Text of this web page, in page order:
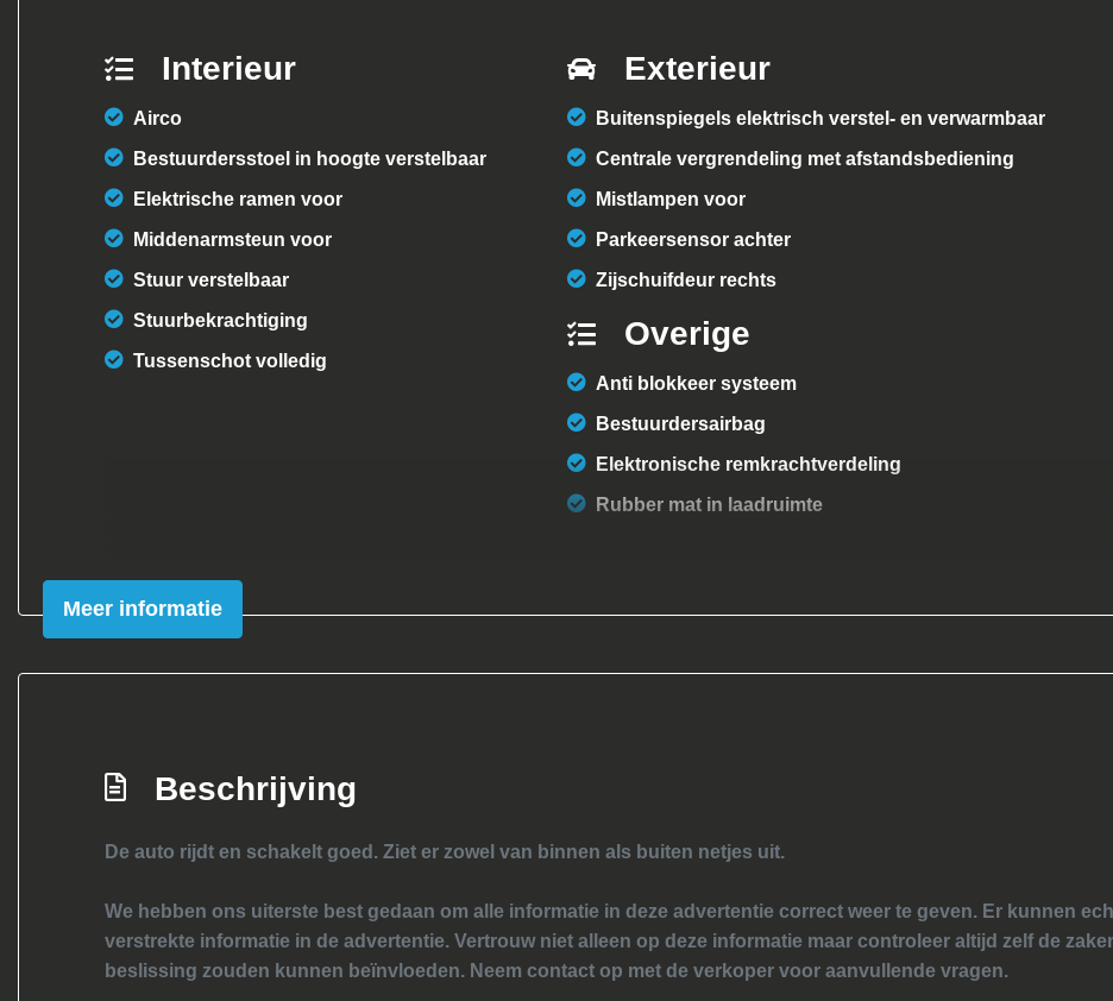
Interieur
Airco
Bestuurdersstoel in hoogte verstelbaar
Elektrische ramen voor
Middenarmsteun voor
Stuur verstelbaar
Stuurbekrachtiging
Tussenschot volledig
Exterieur
Buitenspiegels elektrisch verstel- en verwarmbaar
Centrale vergrendeling met afstandsbediening
Mistlampen voor
Parkeersensor achter
Zijschuifdeur rechts
Overige
Anti blokkeer systeem
Bestuurdersairbag
Elektronische remkrachtverdeling
Rubber mat in laadruimte
Meer informatie
Beschrijving
De auto rijdt en schakelt goed. Ziet er zowel van binnen als buiten netjes uit.
We hebben ons uiterste best gedaan om alle informatie in deze advertentie correct weer te geven. Er kunnen
verstrekte informatie in de advertentie. Vertrouw niet alleen op deze informatie maar controleer altijd zelf de
beslissing zouden kunnen beïnvloeden. Neem contact op met de verkoper voor aanvullende vragen.